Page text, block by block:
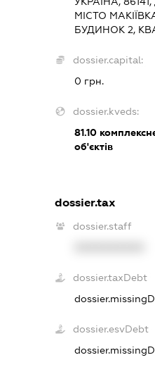
МІСТО
БУДИНОК 2,
dossier.capital:
0 грн.
dossier.kveds:
81.10
об'єктів
dossier.tax
dossier.staff
dossier.taxDebt
dossier.esvDebt